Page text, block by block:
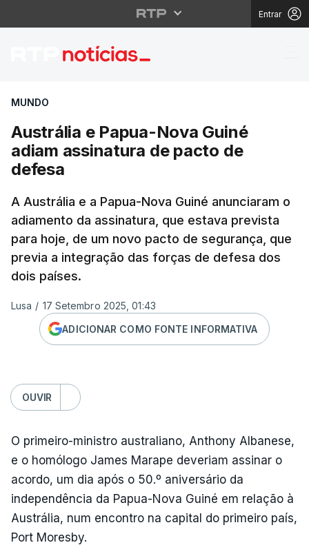
Entrar
Austrália e Papua-
MUNDO
Austrália e Papua-Nova Guiné
adiam assinatura de pacto de
defesa
A Austrália e a Papua-Nova Guiné anunciaram o
adiamento da assinatura, que estava prevista
para hoje, de um novo pacto de segurança, que
previa a integração das forças de defesa dos
dois países.
Lusa / 17 Setembro 2025, 01:43
ADICIONAR COMO FONTE INFORMATIVA
OUVIR
O primeiro-ministro australiano, Anthony Albanese,
e o homólogo James Marape deveriam assinar o
acordo, um dia após o 50.º aniversário da
independência da Papua-Nova Guiné em relação à
Austrália, num encontro na capital do primeiro país,
Port Moresby.